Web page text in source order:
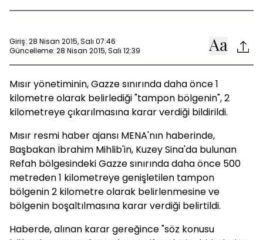
Giriş: 28 Nisan 2015, Salı 07:46
Güncelleme: 28 Nisan 2015, Salı 12:39
Mısır yönetiminin, Gazze sınırında daha önce 1
kilometre olarak belirlediği "tampon bölgenin", 2
kilometreye çıkarılmasına karar verdiği bildirildi.
Mısır resmi haber ajansı MENA'nın haberinde,
Başbakan İbrahim Mihlib'in, Kuzey Sina'da bulunan
Refah bölgesindeki Gazze sınırında daha önce 500
metreden 1 kilometreye genişletilen tampon
bölgenin 2 kilometre olarak belirlenmesine ve
bölgenin boşaltılmasına karar verdiği belirtildi.
Haberde, alınan karar gereğince "söz konusu